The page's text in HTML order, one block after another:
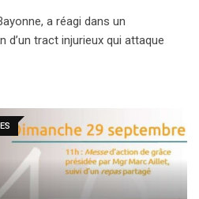
a réagi dans un
tract injurieux qui attaque